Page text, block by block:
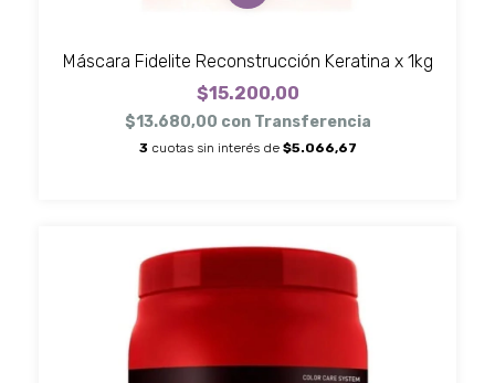
Máscara Fidelite Reconstrucción Keratina x 1kg
$15.200,00
$13.680,00 con Transferencia
3 cuotas sin interés de $5.066,67